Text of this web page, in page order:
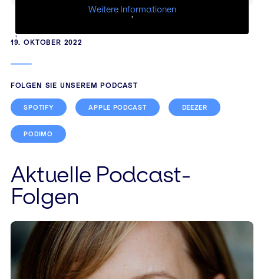
19. OKTOBER 2022
FOLGEN SIE UNSEREM PODCAST
SPOTIFY APPLE PODCAST DEEZER
PODIMO
Weitere Informationen
'
'
Aktuelle Podcast-
Folgen